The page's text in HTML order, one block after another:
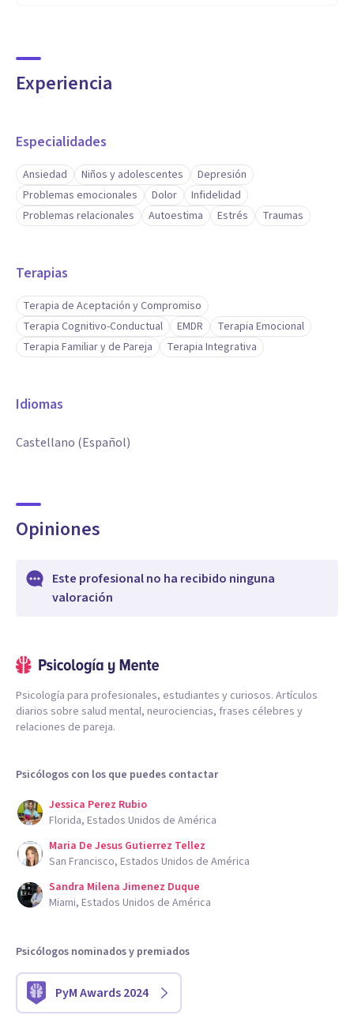
Experiencia
Especialidades
Ansiedad Niños y adolescentes
Depresión
Problemas emocionales
Dolor
Infidelidad
Problemas relacionales
Autoestima Estrés Traumas
Terapias
Terapia de Aceptación y Compromiso
Terapia Cognitivo-Conductual
EMDR
Terapia Emocional
Terapia Familiar y de Pareja
Terapia Integrativa
Idiomas
Castellano (Español)
Opiniones
Este profesional no ha recibido ninguna
valoración
Psicología para profesionales, estudiantes y curiosos. Artículos
diarios sobre salud mental, neurociencias, frases célebres y
relaciones de pareja.
Psicólogos con los que puedes contactar
Jessica Perez Rubio
Florida, Estados Unidos de América
Maria De Jesus Gutierrez Tellez
San Francisco, Estados Unidos de América
Sandra Milena Jimenez Duque
Miami, Estados Unidos de América
Psicólogos nominados y premiados
PyM Awards 2024